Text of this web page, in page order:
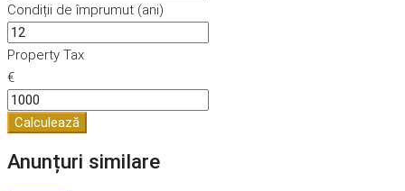
Condiții de împrumut (ani)
Property Tax
€
Calculează
Anunțuri similare